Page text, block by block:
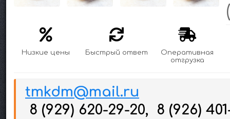
Низкие цены Быстрый ответ
Оперативная
отгрузка
tmkdm@mail.ru
8 (929) 620-29-20, 8 (926)